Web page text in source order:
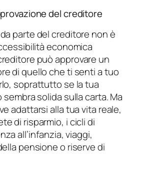
del creditore
da parte del creditore non è
economica
può approvare un
di quello che ti senti a tuo
soprattutto se la tua
solida sulla carta. Ma
adattarsi alla tua vita reale,
di risparmio, i cicli di
all’infanzia, viaggi,
pensione o riserve di